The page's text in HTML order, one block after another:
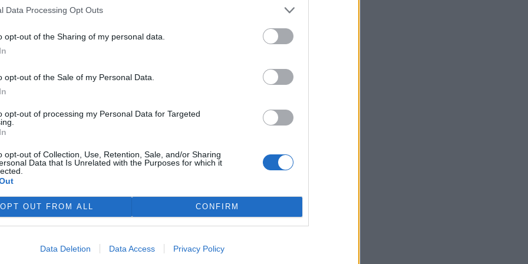
Data Processing Opt Outs
opt-out of the Sharing of my personal data.
opt-out of the Sale of my Personal Data.
opt-out of processing my Personal Data for Targeted
opt-out of Collection, Use, Retention, Sale, and/or Sharing
Data that Is Unrelated with the Purposes for which it
OPT OUT FROM ALL CONFIRM
Data Deletion Data Access Privacy Policy
textilních odpadů
odpadů. V loňském
Budějovic zbavit se
8 tun, které jsme ručně
slabším lidem, domovům
a přepracování.
spolupráce mezi
drobností. Dva případy
Když už ale
pro dravce, myslím, že
ornitologů.